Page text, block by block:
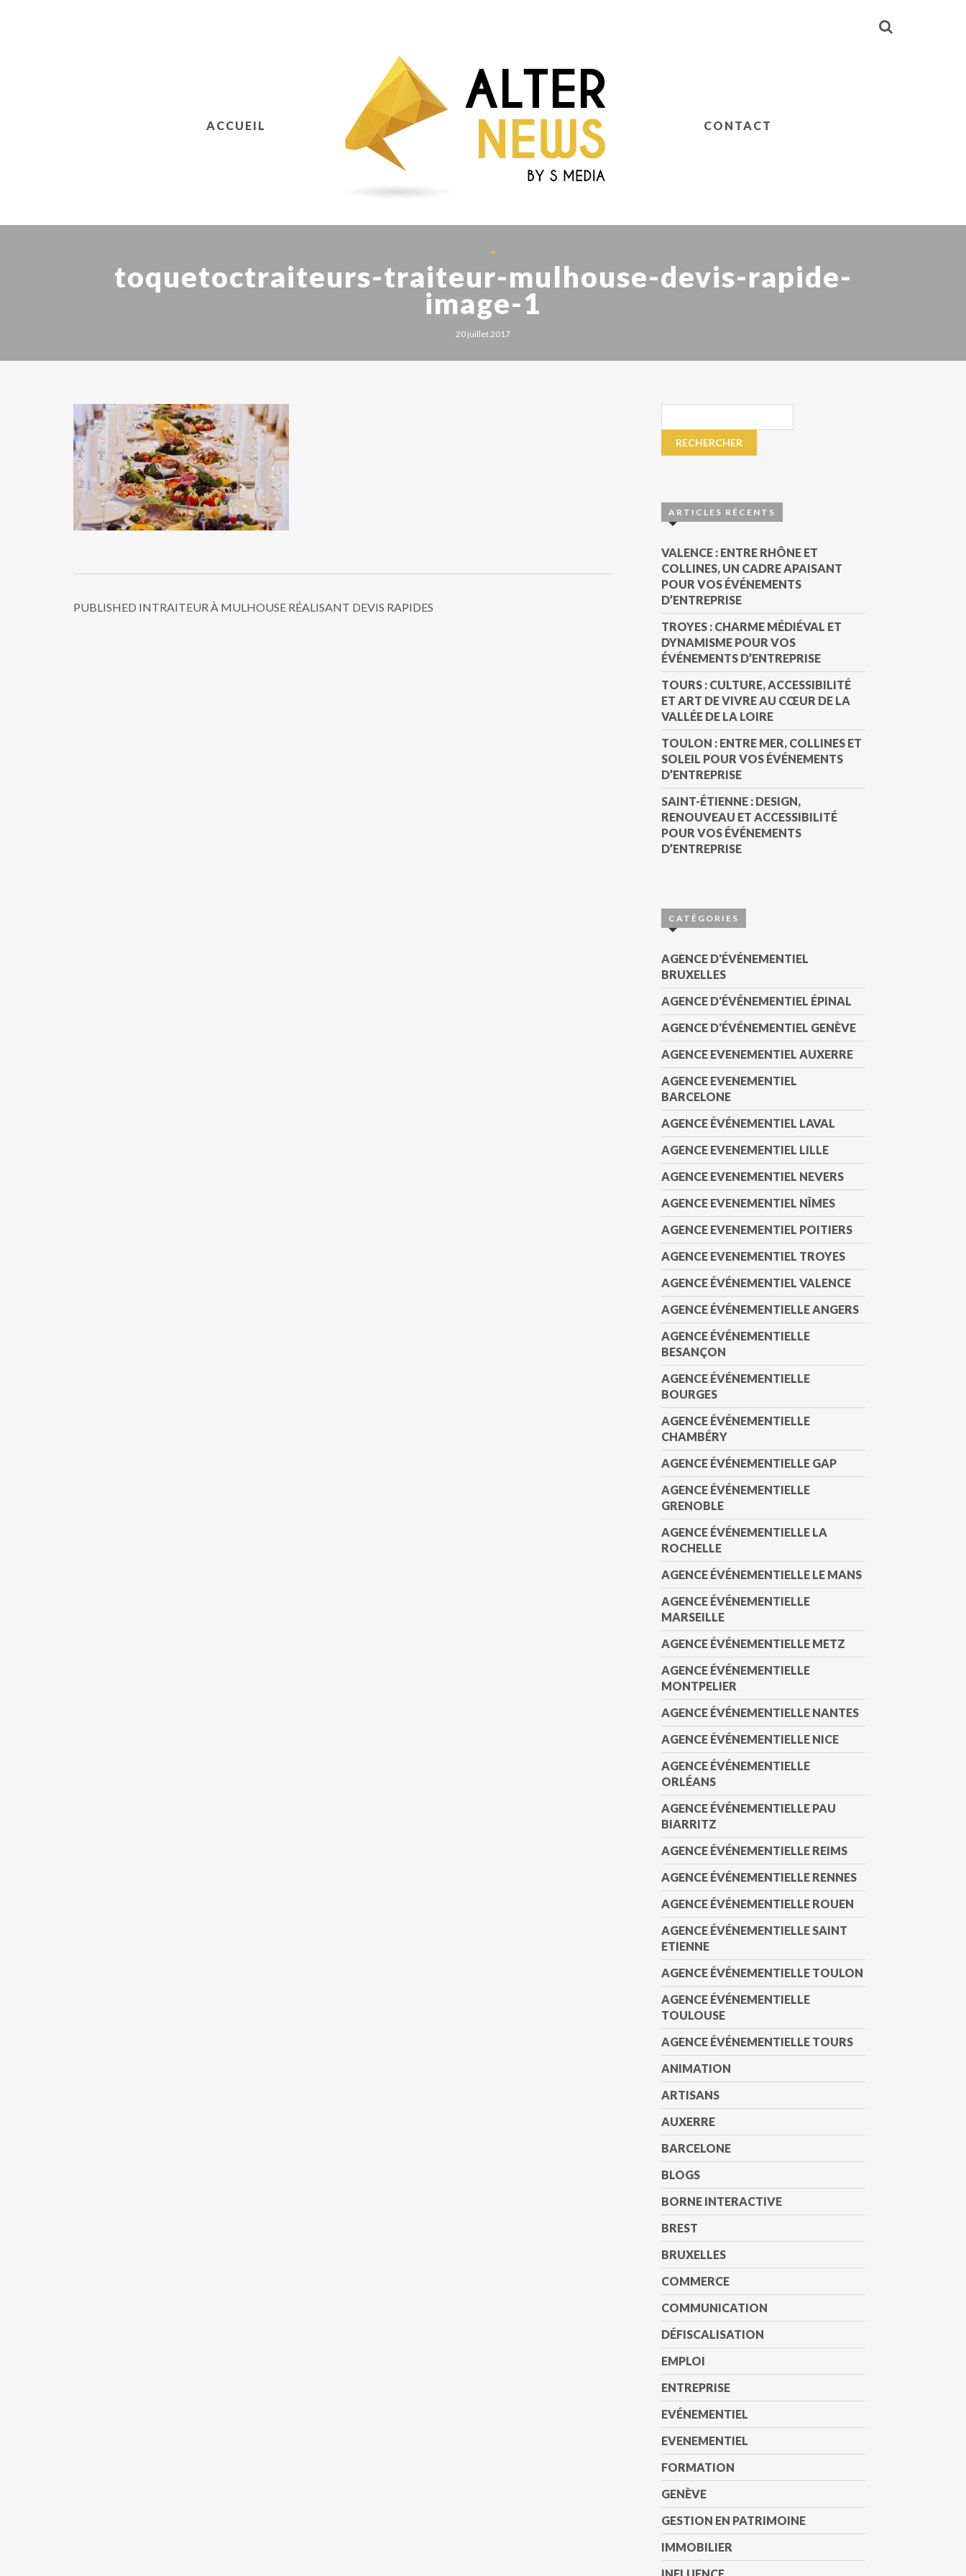
ACCUEIL CONTACT
toquetoctraiteurs-traiteur-mulhouse-devis-rapide-
image-1
20 juillet 2017
PUBLISHED INTRAITEUR À MULHOUSE RÉALISANT DEVIS RAPIDES
ARTICLES RÉCENTS
VALENCE : ENTRE RHÔNE ET
COLLINES, UN CADRE APAISANT
POUR VOS ÉVÉNEMENTS
D’ENTREPRISE
TROYES : CHARME MÉDIÉVAL ET
DYNAMISME POUR VOS
ÉVÉNEMENTS D’ENTREPRISE
TOURS : CULTURE, ACCESSIBILITÉ
ET ART DE VIVRE AU CŒUR DE LA
VALLÉE DE LA LOIRE
TOULON : ENTRE MER, COLLINES ET
SOLEIL POUR VOS ÉVÉNEMENTS
D’ENTREPRISE
SAINT-ÉTIENNE : DESIGN,
RENOUVEAU ET ACCESSIBILITÉ
POUR VOS ÉVÉNEMENTS
D’ENTREPRISE
CATÉGORIES
AGENCE D'ÉVÉNEMENTIEL
BRUXELLES
AGENCE D'ÉVÉNEMENTIEL ÉPINAL
AGENCE D'ÉVÉNEMENTIEL GENÈVE
AGENCE EVENEMENTIEL AUXERRE
AGENCE EVENEMENTIEL
BARCELONE
AGENCE ÉVÉNEMENTIEL LAVAL
AGENCE EVENEMENTIEL LILLE
AGENCE EVENEMENTIEL NEVERS
AGENCE EVENEMENTIEL NÎMES
AGENCE EVENEMENTIEL POITIERS
AGENCE EVENEMENTIEL TROYES
AGENCE ÉVÉNEMENTIEL VALENCE
AGENCE ÉVÉNEMENTIELLE ANGERS
AGENCE ÉVÉNEMENTIELLE
BESANÇON
AGENCE ÉVÉNEMENTIELLE
BOURGES
AGENCE ÉVÉNEMENTIELLE
CHAMBÉRY
AGENCE ÉVÉNEMENTIELLE GAP
AGENCE ÉVÉNEMENTIELLE
GRENOBLE
AGENCE ÉVÉNEMENTIELLE LA
ROCHELLE
AGENCE ÉVÉNEMENTIELLE LE MANS
AGENCE ÉVÉNEMENTIELLE
MARSEILLE
AGENCE ÉVÉNEMENTIELLE METZ
AGENCE ÉVÉNEMENTIELLE
MONTPELIER
AGENCE ÉVÉNEMENTIELLE NANTES
AGENCE ÉVÉNEMENTIELLE NICE
AGENCE ÉVÉNEMENTIELLE
ORLÉANS
AGENCE ÉVÉNEMENTIELLE PAU
BIARRITZ
AGENCE ÉVÉNEMENTIELLE REIMS
AGENCE ÉVÉNEMENTIELLE RENNES
AGENCE ÉVÉNEMENTIELLE ROUEN
AGENCE ÉVÉNEMENTIELLE SAINT
ETIENNE
AGENCE ÉVÉNEMENTIELLE TOULON
AGENCE ÉVÉNEMENTIELLE
TOULOUSE
AGENCE ÉVÉNEMENTIELLE TOURS
ANIMATION
ARTISANS
AUXERRE
BARCELONE
BLOGS
BORNE INTERACTIVE
BREST
BRUXELLES
COMMERCE
COMMUNICATION
DÉFISCALISATION
EMPLOI
ENTREPRISE
EVÉNEMENTIEL
EVENEMENTIEL
FORMATION
GENÈVE
GESTION EN PATRIMOINE
IMMOBILIER